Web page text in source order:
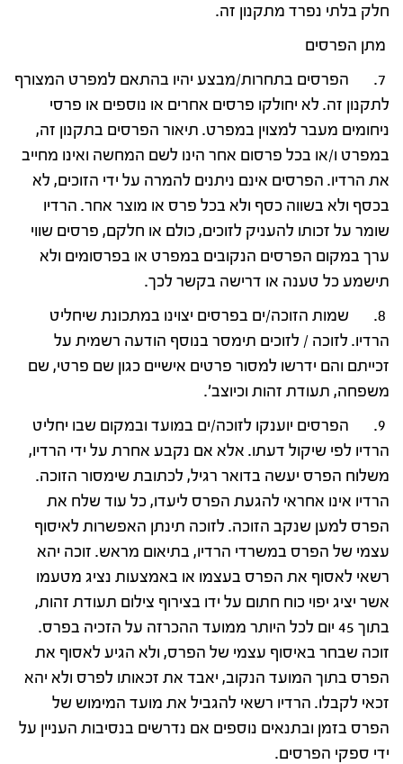
חלק בלתי נפרד מתקנון זה.
מתן הפרסים
7. הפרסים בתחרות/מבצע יהיו בהתאם למפרט המצורף
לתקנון זה. לא יחולקו פרסים אחרים או נוספים או פרסי
ניחומים מעבר למצוין במפרט. תיאור הפרסים בתקנון זה,
במפרט ו/או בכל פרסום אחר הינו לשם המחשה ואינו מחייב
את הרדיו. הפרסים אינם ניתנים להמרה על ידי הזוכים, לא
בכסף ולא בשווה כסף ולא בכל פרס או מוצר אחר. הרדיו
שומר על זכותו להעניק לזוכים, כולם או חלקם, פרסים שווי
ערך במקום הפרסים הנקובים במפרט או בפרסומים ולא
תישמע כל טענה או דרישה בקשר לכך.
8. שמות הזוכה/ים בפרסים יצוינו במתכונת שיחליט
הרדיו. לזוכה / לזוכים תימסר בנוסף הודעה רשמית על
זכייתם והם ידרשו למסור פרטים אישיים כגון שם פרטי, שם
משפחה, תעודת זהות וכיוצב'.
9. הפרסים יוענקו לזוכה/ים במועד ובמקום שבו יחליט
הרדיו לפי שיקול דעתו. אלא אם נקבע אחרת על ידי הרדיו,
משלוח הפרס יעשה בדואר רגיל, לכתובת שימסור הזוכה.
הרדיו אינו אחראי להגעת הפרס ליעדו, כל עוד שלח את
הפרס למען שנקב הזוכה. לזוכה תינתן האפשרות לאיסוף
עצמי של הפרס במשרדי הרדיו, בתיאום מראש. זוכה יהא
רשאי לאסוף את הפרס בעצמו או באמצעות נציג מטעמו
אשר יציג יפוי כוח חתום על ידו בצירוף צילום תעודת זהות,
בתוך 45 יום לכל היותר ממועד ההכרזה על הזכיה בפרס.
זוכה שבחר באיסוף עצמי של הפרס, ולא הגיע לאסוף את
הפרס בתוך המועד הנקוב, יאבד את זכאותו לפרס ולא יהא
זכאי לקבלו. הרדיו רשאי להגביל את מועד המימוש של
הפרס בזמן ובתנאים נוספים אם נדרשים בנסיבות העניין על
ידי ספקי הפרסים.